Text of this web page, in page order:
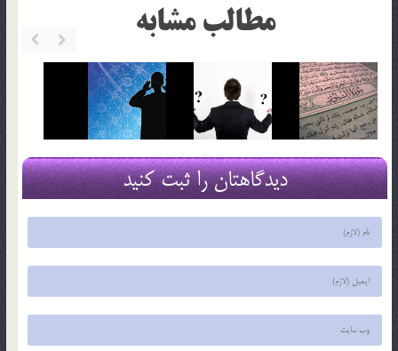
مطالب مشابه
دیدگاهتان را ثبت کنید